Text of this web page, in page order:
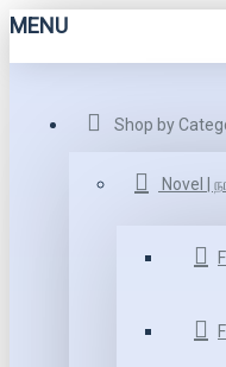
MENU
Shop by
Novel |